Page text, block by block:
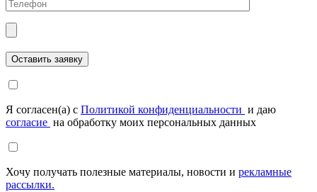
Я согласен(а) с Политикой конфиденциальности и даю
согласие на обработку моих персональных данных
Хочу получать полезные материалы, новости и рекламные
рассылки.